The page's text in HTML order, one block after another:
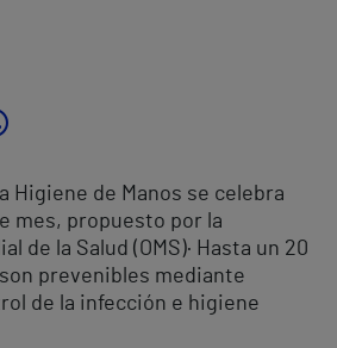
Higiene de Manos se celebra
mes, propuesto por la
de la Salud (OMS)· Hasta un 20
son prevenibles mediante
de la infección e higiene